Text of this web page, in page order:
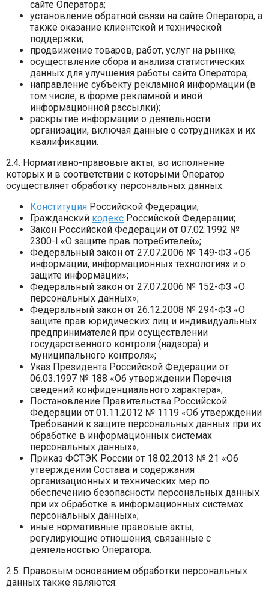
сайте Оператора;
установление обратной связи на сайте Оператора, а
также оказание клиентской и технической
поддержки;
продвижение товаров, работ, услуг на рынке;
осуществление сбора и анализа статистических
данных для улучшения работы сайта Оператора;
направление субъекту рекламной информации (в
том числе, в форме рекламной и иной
информационной рассылки);
раскрытие информации о деятельности
организации, включая данные о сотрудниках и их
квалификации.
2.4. Нормативно-правовые акты, во исполнение
которых и в соответствии с которыми Оператор
осуществляет обработку персональных данных:
Конституция Российской Федерации;
Гражданский кодекс Российской Федерации;
Закон Российской Федерации от 07.02.1992 №
2300-I «О защите прав потребителей»;
Федеральный закон от 27.07.2006 № 149-ФЗ «Об
информации, информационных технологиях и о
защите информации»;
Федеральный закон от 27.07.2006 № 152-ФЗ «О
персональных данных»;
Федеральный закон от 26.12.2008 № 294-ФЗ «О
защите прав юридических лиц и индивидуальных
предпринимателей при осуществлении
государственного контроля (надзора) и
муниципального контроля»;
Указ Президента Российской Федерации от
06.03.1997 № 188 «Об утверждении Перечня
сведений конфиденциального характера»;
Постановление Правительства Российской
Федерации от 01.11.2012 № 1119 «Об утверждении
Требований к защите персональных данных при их
обработке в информационных системах
персональных данных»;
Приказ ФСТЭК России от 18.02.2013 № 21 «Об
утверждении Состава и содержания
организационных и технических мер по
обеспечению безопасности персональных данных
при их обработке в информационных системах
персональных данных»;
иные нормативные правовые акты,
регулирующие отношения, связанные с
деятельностью Оператора.
2.5. Правовым основанием обработки персональных
данных также являются: